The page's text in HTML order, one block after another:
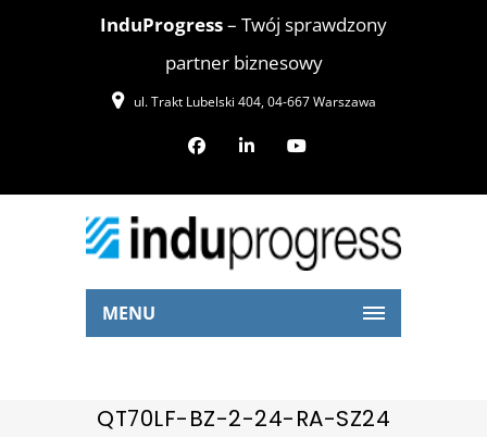
InduProgress– Twój sprawdzony
partner biznesowy
ul. Trakt Lubelski 404, 04-667 Warszawa
MENU
QT70LF-BZ-2-24-RA-SZ24